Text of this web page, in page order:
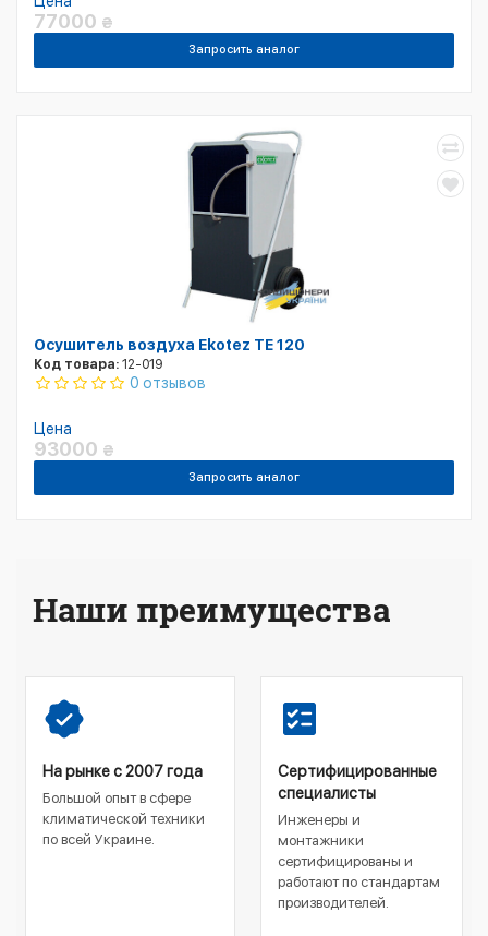
77000 ₴
Запросить аналог
Осушитель воздуха Ekotez TE 120
Код товара: 12-019
0 отзывов
Цена
93000 ₴
Запросить аналог
Наши преимущества
На рынке с 2007 года
Большой опыт в сфере
климатической техники
по всей Украине.
Сертифицированные
специалисты
Инженеры и
монтажники
сертифицированы и
работают по стандартам
производителей.